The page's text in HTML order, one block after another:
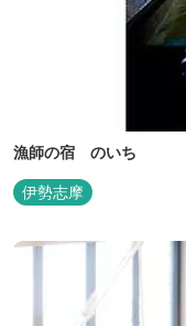
漁師の宿 のいち
伊勢志摩